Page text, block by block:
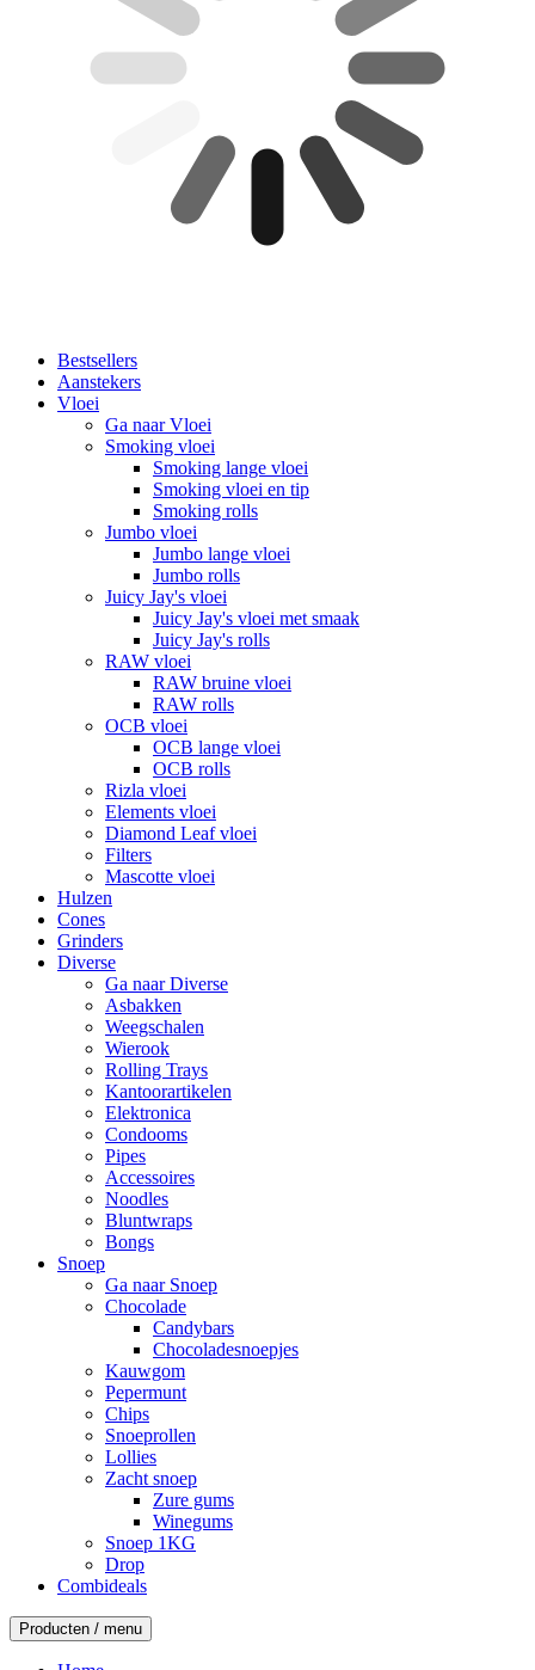
Bestsellers
Aanstekers
Vloei
Ga naar Vloei
Smoking vloei
Smoking lange vloei
Smoking vloei en tip
Smoking rolls
Jumbo vloei
Jumbo lange vloei
Jumbo rolls
Juicy Jay's vloei
Juicy Jay's vloei met smaak
Juicy Jay's rolls
RAW vloei
RAW bruine vloei
RAW rolls
OCB vloei
OCB lange vloei
OCB rolls
Rizla vloei
Elements vloei
Diamond Leaf vloei
Filters
Mascotte vloei
Hulzen
Cones
Grinders
Diverse
Ga naar Diverse
Asbakken
Weegschalen
Wierook
Rolling Trays
Kantoorartikelen
Elektronica
Condooms
Pipes
Accessoires
Noodles
Bluntwraps
Bongs
Snoep
Ga naar Snoep
Chocolade
Candybars
Chocoladesnoepjes
Kauwgom
Pepermunt
Chips
Snoeprollen
Lollies
Zacht snoep
Zure gums
Winegums
Snoep 1KG
Drop
Combideals
Producten / menu